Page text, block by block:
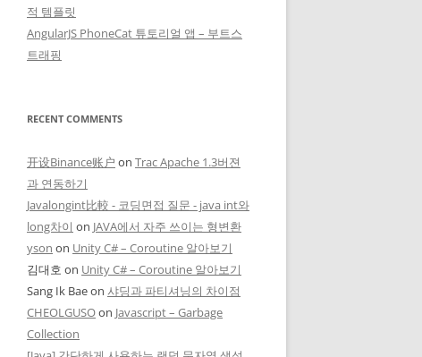
적 템플릿
AngularJS PhoneCat 튜토리얼 앱 – 부트스
트래핑
RECENT COMMENTS
开设Binance账户 on Trac Apache 1.3버젼
과 연동하기
Javalongint比較 - 코딩면접 질문 - java int와
long차이 on JAVA에서 자주 쓰이는 형변환
yson on Unity C# – Coroutine 알아보기
김대호 on Unity C# – Coroutine 알아보기
Sang Ik Baeon 샤딩과 파티셔닝의 차이점
CHEOLGUSOon Javascript – Garbage
Collection